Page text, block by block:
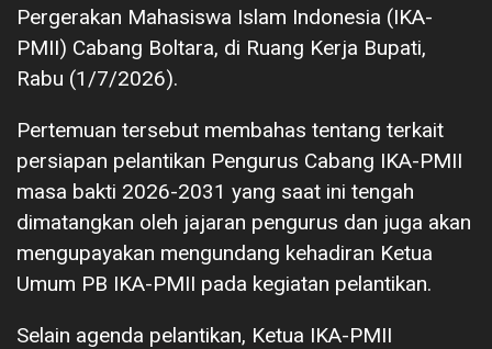
Pergerakan Mahasiswa Islam Indonesia (IKA-
PMII) Cabang Boltara, di Ruang Kerja Bupati,
Rabu (1/7/2026).
Pertemuan tersebut membahas tentang terkait
persiapan pelantikan Pengurus Cabang IKA-PMII
masa bakti 2026-2031 yang saat ini tengah
dimatangkan oleh jajaran pengurus dan juga akan
mengupayakan mengundang kehadiran Ketua
Umum PB IKA-PMII pada kegiatan pelantikan.
Selain agenda pelantikan, Ketua IKA-PMII